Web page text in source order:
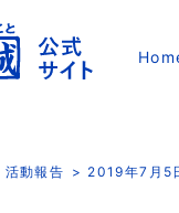
活動報告 2019年7月5